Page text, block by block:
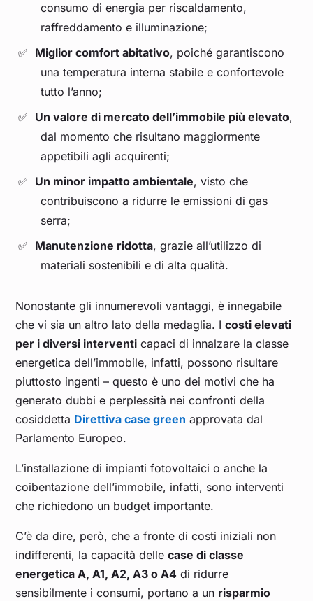
consumo di energia per riscaldamento,
raffreddamento e illuminazione;
Miglior comfort abitativo, poiché garantiscono
una temperatura interna stabile e confortevole
tutto l’anno;
Un valore di mercato dell’immobile più elevato,
dal momento che risultano maggiormente
appetibili agli acquirenti;
Un minor impatto ambientale, visto che
contribuiscono a ridurre le emissioni di gas
serra;
Manutenzione ridotta, grazie all’utilizzo di
materiali sostenibili e di alta qualità.
Nonostante gli innumerevoli vantaggi, è innegabile
che vi sia un altro lato della medaglia. Icosti elevati
per i diversi interventi capaci di innalzare la classe
energetica dell’immobile, infatti, possono risultare
piuttosto ingenti – questo è uno dei motivi che ha
generato dubbi e perplessità nei confronti della
cosiddetta Direttiva case green approvata dal
Parlamento Europeo.
L’installazione di impianti fotovoltaici o anche la
coibentazione dell’immobile, infatti, sono interventi
che richiedono un budget importante.
C’è da dire, però, che a fronte di costi iniziali non
indifferenti, la capacità dellecase di classe
energetica A, A1, A2, A3 o A4 di ridurre
sensibilmente i consumi, portano a un risparmio